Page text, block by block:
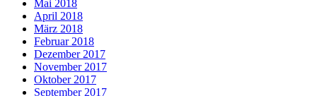
Mai 2018
April 2018
März 2018
Februar 2018
Dezember 2017
November 2017
Oktober 2017
September 2017